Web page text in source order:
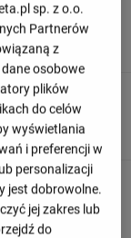
ale nie niestety
sp. z o.o.
Partnerów
z
osobowe
plików
do celów
wyświetlania
i preferencji w
personalizacji
jest dobrowolne.
jej zakres lub
do